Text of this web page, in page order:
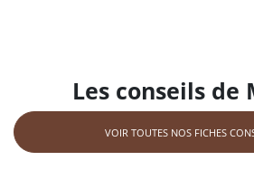
Les conseils de
VOIR TOUTES NOS FICHES